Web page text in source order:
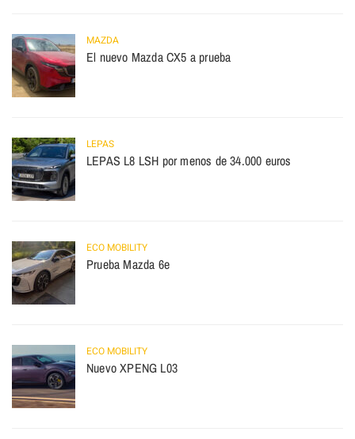
MAZDA
El nuevo Mazda CX5 a prueba
LEPAS
LEPAS L8 LSH por menos de 34.000 euros
ECO MOBILITY
Prueba Mazda 6e
ECO MOBILITY
Nuevo XPENG L03